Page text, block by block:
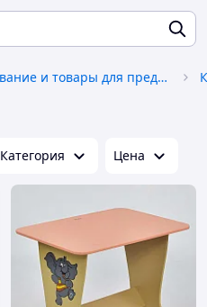
Оборудование и товары для предоставления услуг
Категория Цена